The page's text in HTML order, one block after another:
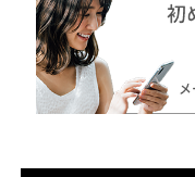
どを得意とされています